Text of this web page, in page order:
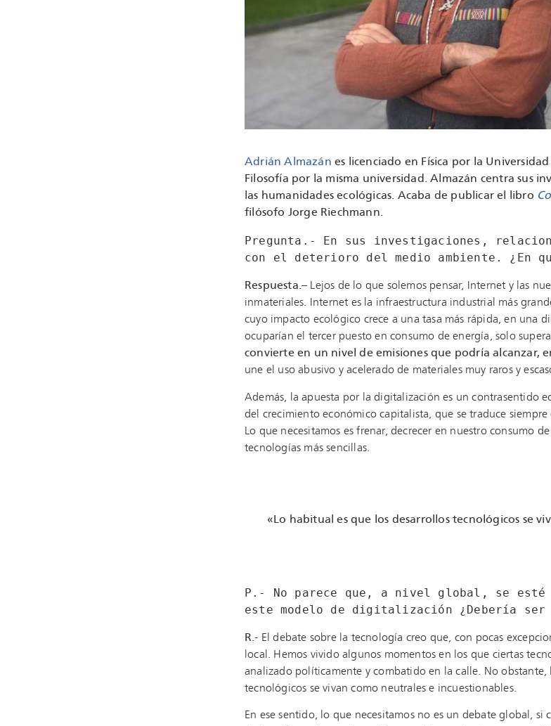
Adrián Almazán es licenciado en Física por la
Filosofía por la misma universidad. Almazán centra sus
las humanidades ecológicas. Acaba de publicar el libro
filósofo Jorge Riechmann.
Pregunta.- En sus investigaciones,
con el deterioro del medio ambiente. ¿En
Respuesta.– Lejos de lo que solemos pensar, Internet y las
inmateriales. Internet es la infraestructura industrial más
cuyo impacto ecológico crece a una tasa más rápida, en una
ocuparían el tercer puesto en consumo de energía, solo
convierte en un nivel de emisiones que podría alcanzar,
une el uso abusivo y acelerado de materiales muy raros y
Además, la apuesta por la digitalización es un contrasentido
del crecimiento económico capitalista, que se traduce
Lo que necesitamos es frenar, decrecer en nuestro consumo
tecnologías más sencillas.
«Lo habitual es que los desarrollos tecnológicos se
P.- No parece que, a nivel global, se esté
este modelo de digitalización ¿Debería ser
R.- El debate sobre la tecnología creo que, con pocas
local. Hemos vivido algunos momentos en los que ciertas
analizado políticamente y combatido en la calle. No obstante,
tecnológicos se vivan como neutrales e incuestionables.
En ese sentido, lo que necesitamos no es un debate global, si